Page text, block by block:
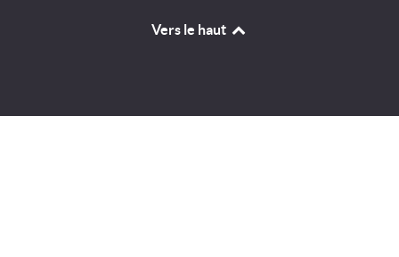
Vers le haut